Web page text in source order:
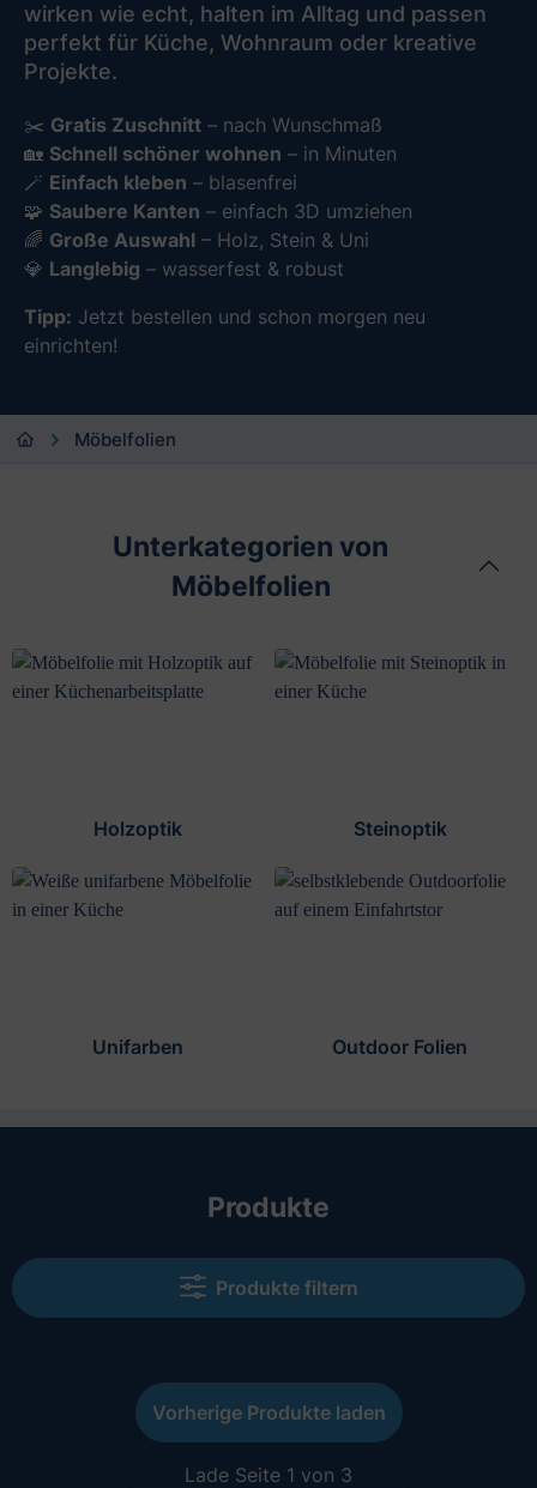
wirken wie echt, halten im Alltag und passen
perfekt für Küche, Wohnraum oder kreative
Projekte.
✂️ Gratis Zuschnitt – nach Wunschmaß
🏡 Schnell schöner wohnen – in Minuten
🪄 Einfach kleben – blasenfrei
🧩 Saubere Kanten – einfach 3D umziehen
🌈 Große Auswahl – Holz, Stein & Uni
💎 Langlebig – wasserfest & robust
Tipp: Jetzt bestellen und schon morgen neu
einrichten!
Möbelfolien
Unterkategorien von
Möbelfolien
Holzoptik Steinoptik
Unifarben Outdoor Folien
Produkte
Produkte filtern
Vorherige Produkte laden
Lade Seite 1 von 3